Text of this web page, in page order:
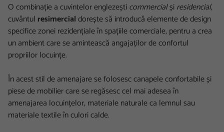
O combinație a cuvintelor englezeșticommercialșiresidencial,
cuvântul resimercialdorește să introducă elemente de design
specifice zonei rezidențiale în spațiile comerciale, pentru a crea
un ambient care se amintească angajaților de confortul
propriilor locuințe.
În acest stil de amenajare se folosesc canapele confortabile și
piese de mobilier care se regăsesc cel mai adesea în
amenajarea locuințelor, materiale naturale ca lemnul sau
materiale textile în culori calde.